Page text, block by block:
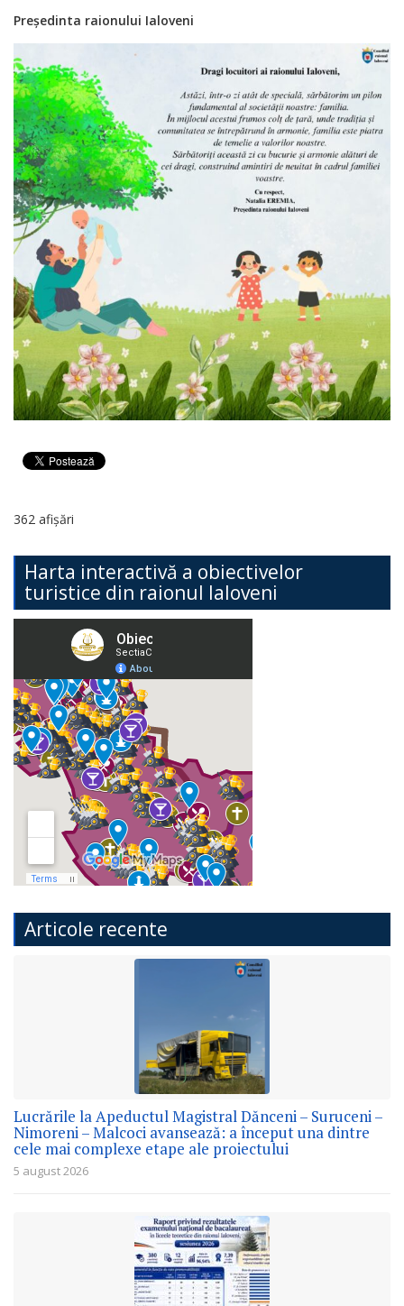
Președinta raionului Ialoveni
362 afișări
Harta interactivă a obiectivelor
turistice din raionul Ialoveni
Articole recente
Lucrările la Apeductul Magistral Dănceni – Suruceni –
Nimoreni – Malcoci avansează: a început una dintre
cele mai complexe etape ale proiectului
5 august 2026